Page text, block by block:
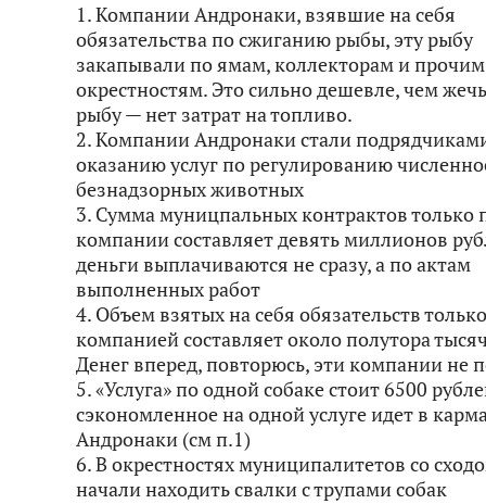
1. Компании Андронаки, взявшие на себя
обязательства по сжиганию рыбы, эту рыбу
закапывали по ямам, коллекторам и прочим
окрестностям. Это сильно дешевле, чем
рыбу — нет затрат на топливо.
2. Компании Андронаки стали
оказанию услуг по регулированию
безнадзорных животных
3. Сумма муницпальных контрактов только
компании составляет девять миллионов
деньги выплачиваются не сразу, а по актам
выполненных работ
4. Объем взятых на себя обязательств
компанией составляет около полутора
Денег вперед, повторюсь, эти компании не
5. «Услуга» по одной собаке стоит 6500
сэкономленное на одной услуге идет в
Андронаки (см п.1)
6. В окрестностях муниципалитетов со
начали находить свалки с трупами собак